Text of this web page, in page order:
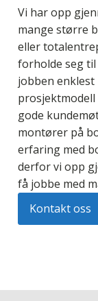
Vi har opp
mange større
eller
forholde seg
jobben
gode
montører på
erfaring med
derfor vi opp
få jobbe med
Kontakt oss